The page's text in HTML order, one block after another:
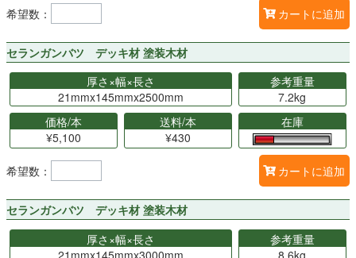
希望数： カートに追加
セランガンバツ デッキ材 塗装木材
厚さ×幅×長さ
21mmx145mmx2500mm
参考重量
7.2kg
価格/本
¥5,100
送料/本
¥430
在庫
希望数： カートに追加
セランガンバツ デッキ材 塗装木材
厚さ×幅×長さ
21mmx145mmx3000mm
参考重量
8.6kg